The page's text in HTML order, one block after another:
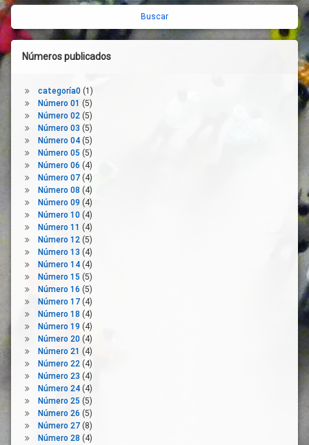
Transfronteriza
Covid-
19
Enfermedad
EPIs
Europa
Evaluación
Exención
Exportación
Fondo De
Solidaridad
Fondos
Europeos
Fronteras
Libertad De
Circulación
Libertad De
Desplazamiento
Mecanismo
De
Protección
Civil De La
Unión
Medicamentos
Mercancias
Normativa
lateral
derecha
Números publicados
categoría0(1)
Número 01 (5)
Número 02(5)
Número 03 (5)
Número 04(5)
Número 05 (5)
Número 06 (4)
Número 07(4)
Número 08 (4)
Número 09 (4)
Número 10(4)
Número 11 (4)
Número 12(5)
Número 13 (4)
Número 14(4)
Número 15 (5)
Número 16 (5)
Número 17(4)
Número 18 (4)
Número 19 (4)
Número 20(4)
Número 21 (4)
Número 22(4)
Número 23 (4)
Número 24(4)
Número 25 (5)
Número 26 (5)
Número 27(8)
Número 28 (4)